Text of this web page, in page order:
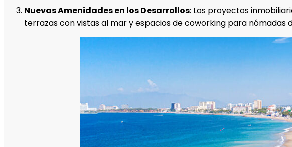
Nuevas Amenidades en los Desarrollos: Los proyectos
terrazas con vistas al mar y espacios de coworking para nómadas